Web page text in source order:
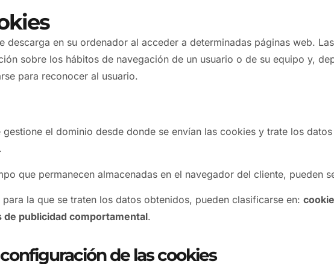
descarga en su ordenador al acceder a determinadas páginas web. Las
sobre los hábitos de navegación de un usuario o de su equipo y,
para reconocer al usuario.
el dominio desde donde se envían las cookies y trate los
.
que permanecen almacenadas en el navegador del cliente, pueden
la que se traten los datos obtenidos, pueden clasificarse en:
publicidad comportamental.
de las cookies